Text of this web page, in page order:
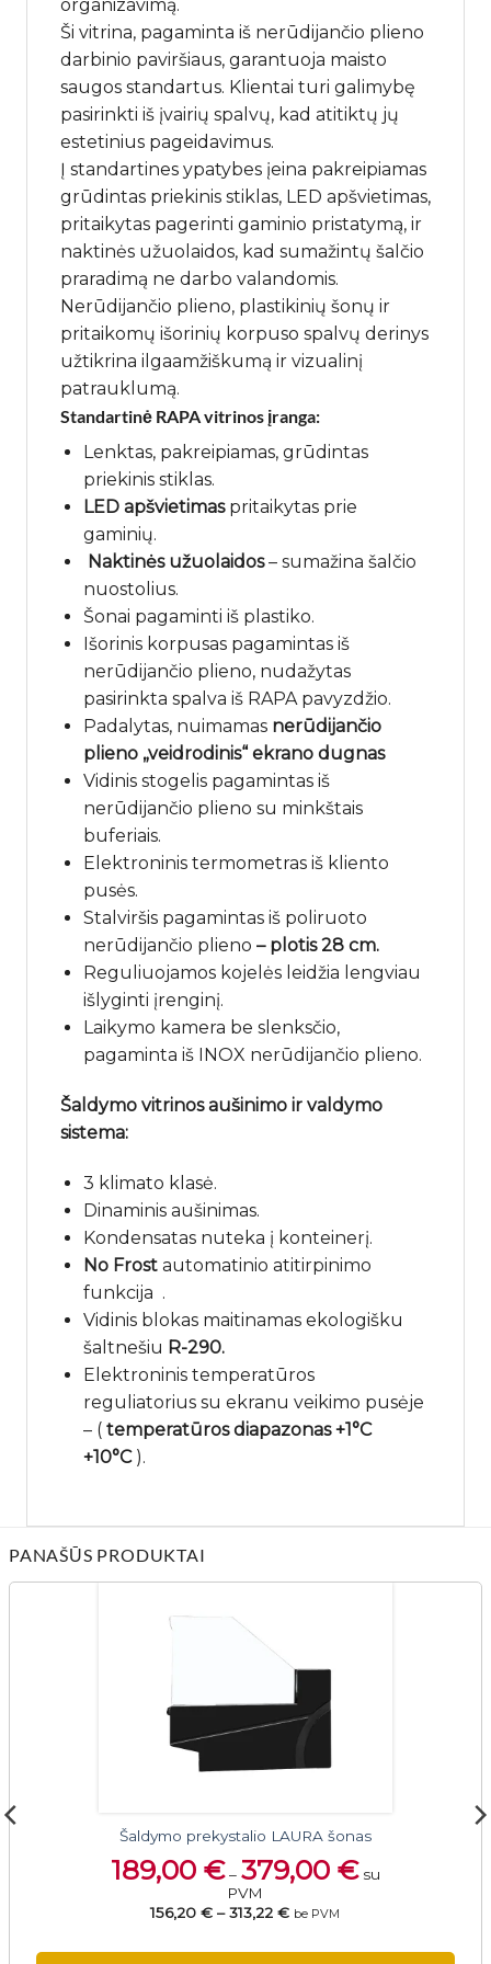
organizavimą.
Ši vitrina, pagaminta iš nerūdijančio plieno
darbinio paviršiaus, garantuoja maisto
saugos standartus. Klientai turi galimybę
pasirinkti iš įvairių spalvų, kad atitiktų jų
estetinius pageidavimus.
Į standartines ypatybes įeina pakreipiamas
grūdintas priekinis stiklas, LED apšvietimas,
pritaikytas pagerinti gaminio pristatymą, ir
naktinės užuolaidos, kad sumažintų šalčio
praradimą ne darbo valandomis.
Nerūdijančio plieno, plastikinių šonų ir
pritaikomų išorinių korpuso spalvų derinys
užtikrina ilgaamžiškumą ir vizualinį
patrauklumą.
Standartinė RAPA vitrinos įranga:
Lenktas, pakreipiamas, grūdintas
priekinis stiklas.
LED apšvietimaspritaikytas prie
gaminių.
Naktinės užuolaidos– sumažina šalčio
nuostolius.
Šonai pagaminti iš plastiko.
Išorinis korpusas pagamintas iš
nerūdijančio plieno, nudažytas
pasirinkta spalva iš RAPA pavyzdžio.
Padalytas, nuimamas nerūdijančio
plieno „veidrodinis“ ekrano dugnas
Vidinis stogelis pagamintas iš
nerūdijančio plieno su minkštais
buferiais.
Elektroninis termometras iš kliento
pusės.
Stalviršis pagamintas iš poliruoto
nerūdijančio plieno – plotis 28 cm.
Reguliuojamos kojelės leidžia lengviau
išlyginti įrenginį.
Laikymo kamera be slenksčio,
pagaminta iš INOX nerūdijančio plieno.
Šaldymo vitrinos aušinimo ir valdymo
sistema:
3 klimato klasė.
Dinaminis aušinimas.
Kondensatas nuteka į konteinerį.
No Frostautomatinio atitirpinimo
funkcija .
Vidinis blokas maitinamas ekologišku
šaltnešiu R-290.
Elektroninis temperatūros
reguliatorius su ekranu veikimo pusėje
– ( temperatūros diapazonas +1°C
+10°C).
PANAŠŪS PRODUKTAI
Šaldymo prekystalio LAURA šonas
189,00 €– 379,00 €su
PVM
156,20 € –313,22 € be PVM